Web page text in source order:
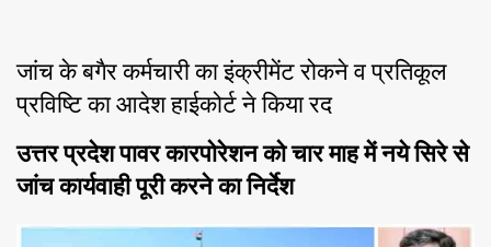
जांच के बगैर कर्मचारी का इंक्रीमेंट रोकने व प्रतिकूल
प्रविष्टि का आदेश हाईकोर्ट ने किया रद
उत्तर प्रदेश पावर कारपोरेशन को चार माह में नये सिरे से
जांच कार्यवाही पूरी करने का निर्देश